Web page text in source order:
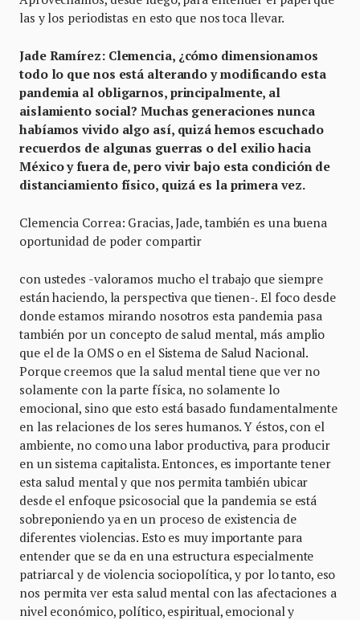
las y los periodistas en esto que nos toca llevar.
Jade Ramírez: Clemencia, ¿cómo dimensionamos
todo lo que nos está alterando y modificando esta
pandemia al obligarnos, principalmente, al
aislamiento social? Muchas generaciones nunca
habíamos vivido algo así, quizá hemos escuchado
recuerdos de algunas guerras o del exilio hacia
México y fuera de, pero vivir bajo esta condición de
distanciamiento físico, quizá es la primera vez.
Clemencia Correa: Gracias, Jade, también es una buena
oportunidad de poder compartir
con ustedes -valoramos mucho el trabajo que siempre
están haciendo, la perspectiva que tienen-. El foco desde
donde estamos mirando nosotros esta pandemia pasa
también por un concepto de salud mental, más amplio
que el de la OMS o en el Sistema de Salud Nacional.
Porque creemos que la salud mental tiene que ver no
solamente con la parte física, no solamente lo
emocional, sino que esto está basado fundamentalmente
en las relaciones de los seres humanos. Y éstos, con el
ambiente, no como una labor productiva, para producir
en un sistema capitalista. Entonces, es importante tener
esta salud mental y que nos permita también ubicar
desde el enfoque psicosocial que la pandemia se está
sobreponiendo ya en un proceso de existencia de
diferentes violencias. Esto es muy importante para
entender que se da en una estructura especialmente
patriarcal y de violencia sociopolítica, y por lo tanto, eso
nos permita ver esta salud mental con las afectaciones a
nivel económico, político, espiritual, emocional y